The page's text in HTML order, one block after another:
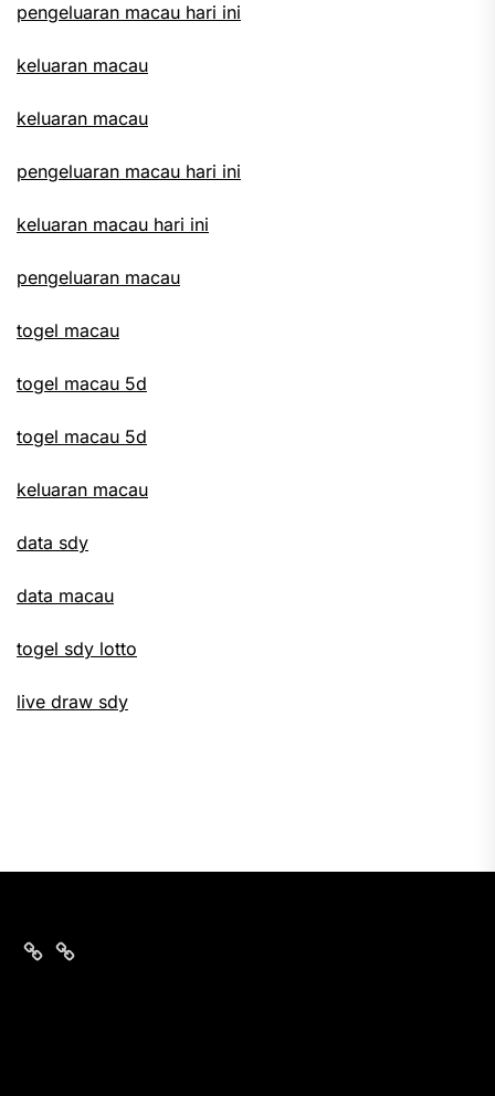
pengeluaran macau hari ini
keluaran macau
keluaran macau
pengeluaran macau hari ini
keluaran macau hari ini
pengeluaran macau
togel macau
togel macau 5d
togel macau 5d
keluaran macau
data sdy
data macau
togel sdy lotto
live draw sdy
togelnomor